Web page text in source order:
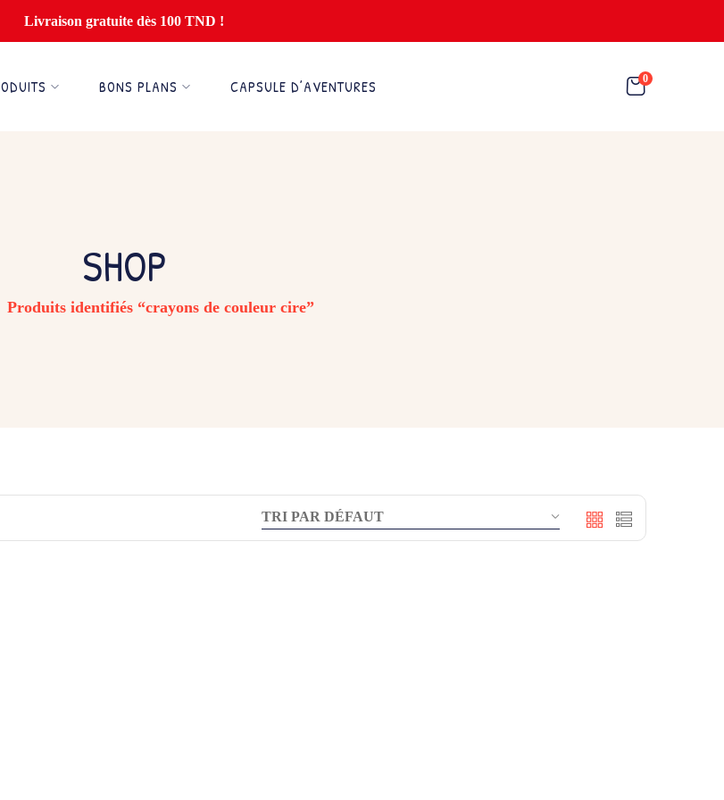
Livraison gratuite dès 100 TND !
BONS PLANS CAPSULE D’AVENTURES 0
SHOP
Produits identifiés “crayons de couleur cire”